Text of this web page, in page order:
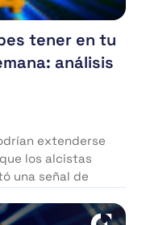
tener en tu
análisis
extenderse
los alcistas
una señal de